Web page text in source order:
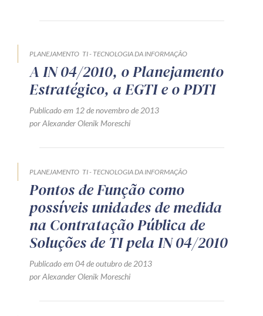
Orientação por Escrito
Mentoria Zênite
Capacitação
Zênite Online
Eventos presenciais
Zênite in Company
Diferenciais
Receba por RSS
PLANEJAMENTO TI - TECNOLOGIA DA INFORMAÇÃO
A IN 04/2010, o Planejamento
Estratégico, a EGTI e o PDTI
Publicado em 12 de novembro de 2013
por Alexander Olenik Moreschi
PLANEJAMENTO TI - TECNOLOGIA DA INFORMAÇÃO
Pontos de Função como
possíveis unidades de medida
na Contratação Pública de
Soluções de TI pela IN 04/2010
Publicado em 04 de outubro de 2013
por Alexander Olenik Moreschi